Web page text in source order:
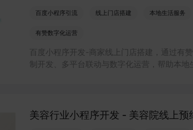
百度小程序引流 线上门店搭建 本地生活服务
有赞数字化运营
百度小程序开发-商家线上门店搭建，通过有
制开发、多平台联动与数字化运营，帮助本
美容行业小程序开发 - 美容院线上预